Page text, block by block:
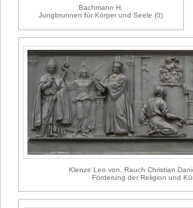
Bachmann H.
Jungbrunnen für Körper und Seele (0)
Klenze Leo von, Rauch Christian
Förderung der Religion und